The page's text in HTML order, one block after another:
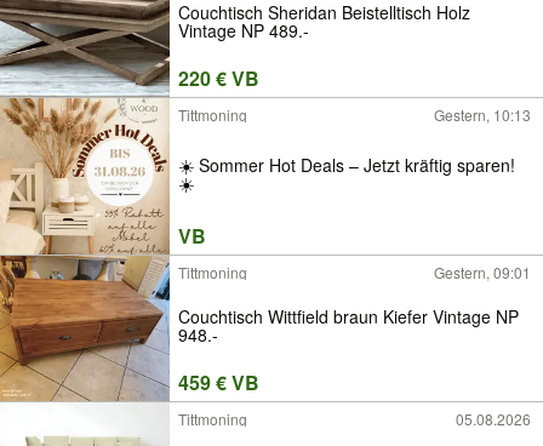
Couchtisch Sheridan Beistelltisch Holz
Vintage NP 489.-
220 € VB
Tittmoning Gestern, 10:13
☀️ Sommer Hot Deals – Jetzt kräftig sparen!
☀️
VB
Tittmoning Gestern, 09:01
Couchtisch Wittfield braun Kiefer Vintage NP
948.-
459 € VB
Tittmoning 05.08.2026